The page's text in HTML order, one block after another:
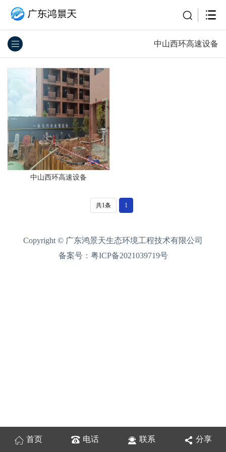
中山西环高速设备
中山西环高速设备
共1条 1
Copyright © 广东鸿景天生态环境工程技术有限公司
备案号： 粤ICP备2021039719号
首页 电话 联系 分享